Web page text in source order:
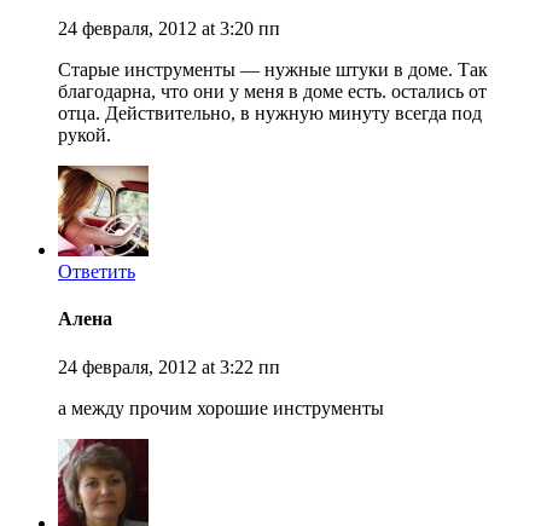
24 февраля, 2012 at 3:20 пп
Старые инструменты — нужные штуки в доме. Так
благодарна, что они у меня в доме есть. остались от
отца. Действительно, в нужную минуту всегда под
рукой.
Ответить
Алена
24 февраля, 2012 at 3:22 пп
а между прочим хорошие инструменты